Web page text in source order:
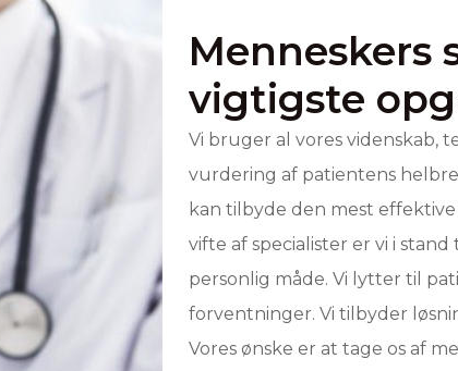
Menneskers
vigtigste
Vi bruger al vores videnskab,
vurdering af patientens
kan tilbyde den mest
vifte af specialister er vi i
personlig måde. Vi lytter til
forventninger. Vi tilbyder
Vores ønske er at tage os af